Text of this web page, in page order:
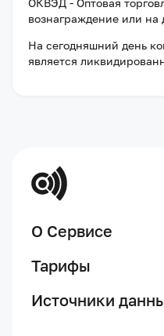
ОКВЭД - Оптовая
вознаграждение или на
На сегодняшний день
является
О Сервисе
Тарифы
Источники